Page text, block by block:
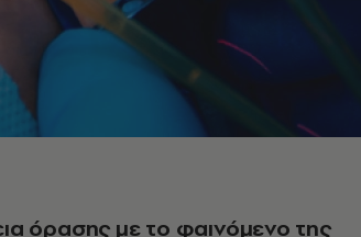
όρασης με το φαινόμενο της